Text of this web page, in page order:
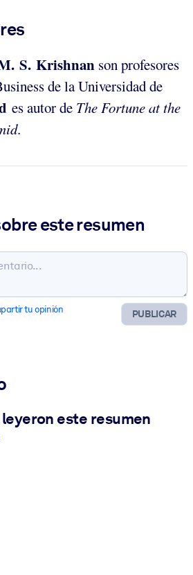
S. Krishnan son profesores
de la Universidad de
es autor de The Fortune at the
.
este resumen
PUBLICAR
tu opinión
este resumen